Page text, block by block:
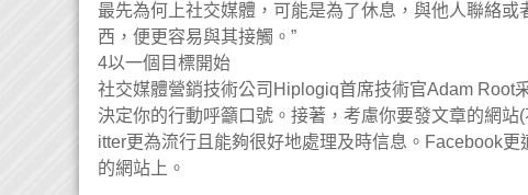
最先為何上社交媒體，可能是為了休息，與他人聯絡
西，便更容易與其接觸。”
4以一個目標開始
社交媒體營銷技術公司Hiplogiq首席技術官Adam Root
決定你的行動呼籲口號。接著，考慮你要發文章的網
itter更為流行且能夠很好地處理及時信息。Facebook
的網站上。